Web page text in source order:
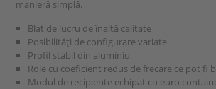
manieră simplă.
Blat de lucru de înaltă calitate
Posibilități de configurare variate
Profil stabil din aluminiu
Role cu coeficient redus de frecare ce pot fi
Modul de recipiente echipat cu euro